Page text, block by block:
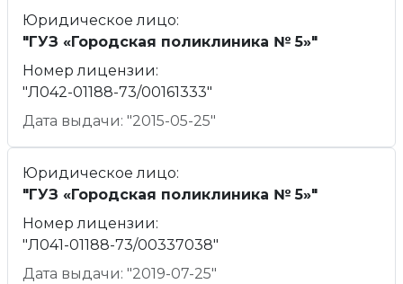
Юридическое лицо:
"ГУЗ «Городская поликлиника № 5»"
Номер лицензии:
"Л042-01188-73/00161333"
Дата выдачи: "2015-05-25"
Юридическое лицо:
"ГУЗ «Городская поликлиника № 5»"
Номер лицензии:
"Л041-01188-73/00337038"
Дата выдачи: "2019-07-25"